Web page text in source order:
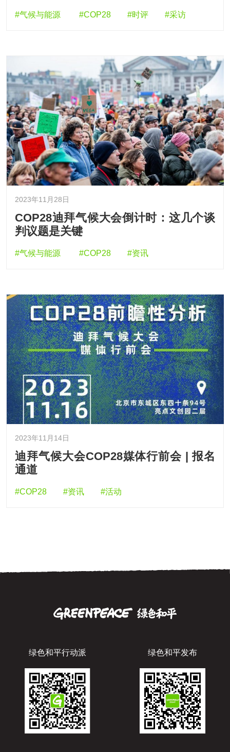
#气候与能源 #COP28 #时评 #采访
2023年11月28日
COP28迪拜气候大会倒计时：这几个谈
判议题是关键
#气候与能源 #COP28 #资讯
2023年11月14日
迪拜气候大会COP28媒体行前会 | 报名
通道
#COP28 #资讯 #活动
绿色和平行动派 绿色和平发布